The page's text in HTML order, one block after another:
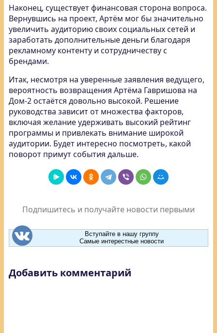
Наконец, существует финансовая сторона вопроса.
Вернувшись на проект, Артём мог бы значительно
увеличить аудиторию своих социальных сетей и
заработать дополнительные деньги благодаря
рекламному контенту и сотрудничеству с
брендами.
Итак, несмотря на уверенные заявления ведущего,
вероятность возвращения Артёма Гавришова на
Дом-2 остаётся довольно высокой. Решение
руководства зависит от множества факторов,
включая желание удерживать высокий рейтинг
программы и привлекать внимание широкой
аудитории. Будет интересно посмотреть, какой
поворот примут события дальше.
Подпишитесь и получайте новости первыми
Вступайте в нашу группу
Самые интерестные новости
Добавить комментарий